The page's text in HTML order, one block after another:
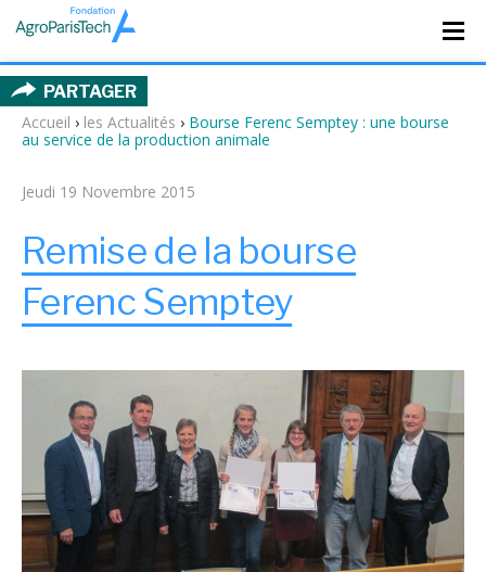
PARTAGER
Accueil › les Actualités › Bourse Ferenc Semptey : une bourse
au service de la production animale
Jeudi 19 Novembre 2015
Remise de la bourse
Ferenc Semptey